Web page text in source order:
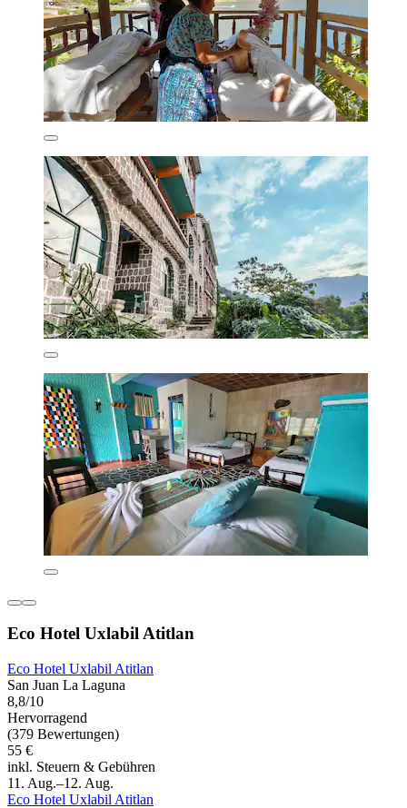
Eco Hotel Uxlabil Atitlan
Eco Hotel Uxlabil Atitlan
San Juan La Laguna
8,8/10
Hervorragend
(379 Bewertungen)
55 €
inkl. Steuern & Gebühren
11. Aug.–12. Aug.
Eco Hotel Uxlabil Atitlan